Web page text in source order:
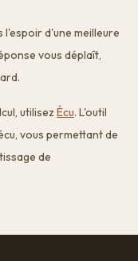
l'espoir d'une meilleure
vous déplaît,
utilisez Écu. L'outil
vous permettant de
de